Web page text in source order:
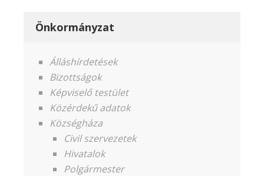
Önkormányzat
Álláshírdetések
Bizottságok
Képviselő testület
Közérdekű adatok
Községháza
Civil szervezetek
Hivatalok
Polgármester